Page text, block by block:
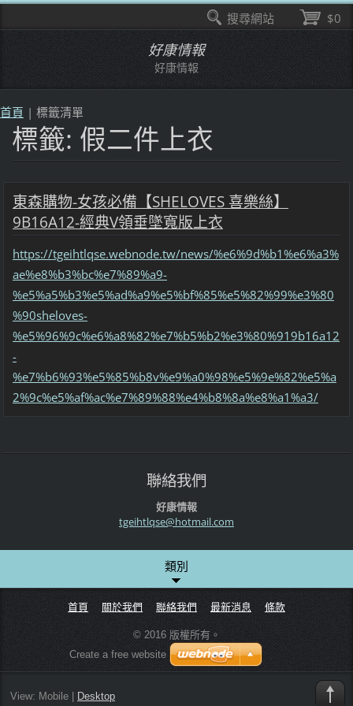
好康情報
好康情報
首頁 | 標籤清單
標籤: 假二件上衣
東森購物-女孩必備【SHELOVES 喜樂絲】
9B16A12-經典V領垂墜寬版上衣
https://tgeihtlqse.webnode.tw/news/%e6%9d%b1%e6%a3%
ae%e8%b3%bc%e7%89%a9-
%e5%a5%b3%e5%ad%a9%e5%bf%85%e5%82%99%e3%80
%90sheloves-
%e5%96%9c%e6%a8%82%e7%b5%b2%e3%80%919b16a12
-
%e7%b6%93%e5%85%b8v%e9%a0%98%e5%9e%82%e5%a
2%9c%e5%af%ac%e7%89%88%e4%b8%8a%e8%a1%a3/
聯絡我們
好康情報
tgeihtlqse@hotmail.com
類別
首頁 關於我們 聯絡我們 最新消息 條款
© 2016 版權所有。
Create a free website
View: Mobile| Desktop
$0
搜尋網站